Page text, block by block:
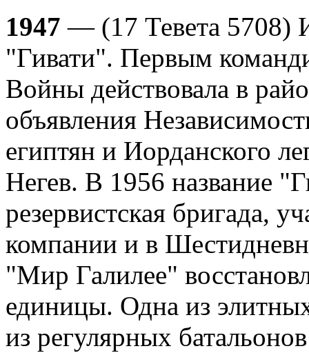
1947 — (17 Тевета 5708)
"Гивати". Первым
Войны действовала в
объявления
египтян и Иорданского
Негев. В 1956 название
резервистская бригада,
компании и в
"Мир Галилее"
единицы. Одна из
из регулярных